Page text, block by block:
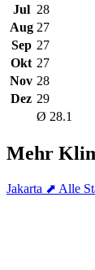
Jul 28
Aug 27
Sep 27
Okt 27
Nov 28
Dez 29
Ø 28.1
Mehr
Jakarta ⬈ Alle